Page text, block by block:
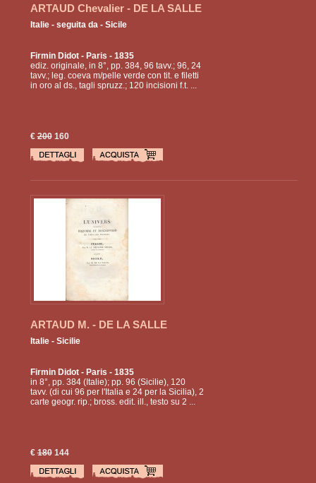
ARTAUD Chevalier - DE LA SALLE
Italie - seguita da - Sicile
Firmin Didot- Paris - 1835
ediz. originale, in 8°, pp. 384, 96 tavv.; 96, 24
tavv.; leg. coeva m/pelle verde con tit. e filetti
in oro al ds., tagli spruzz.; 120 incisioni f.t. ...
€200160
ARTAUD M. - DE LA SALLE
Italie - Sicilie
Firmin Didot- Paris - 1835
in 8°, pp. 384 (Italie); pp. 96 (Sicilie), 120
tavv. (di cui 96 per l'Italia e 24 per la Sicilia), 2
carte geogr. rip.; bross. edit. ill., testo su 2 ...
€180144